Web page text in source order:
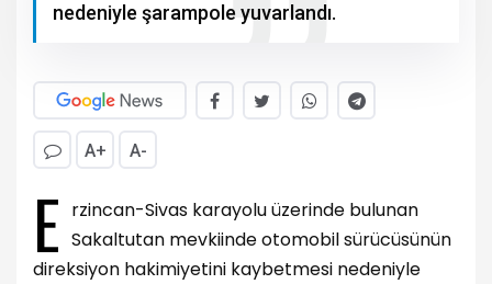
nedeniyle şarampole yuvarlandı.
A+ A-
E rzincan-Sivas karayolu üzerinde bulunan
Sakaltutan mevkiinde otomobil sürücüsünün
direksiyon hakimiyetini kaybetmesi nedeniyle